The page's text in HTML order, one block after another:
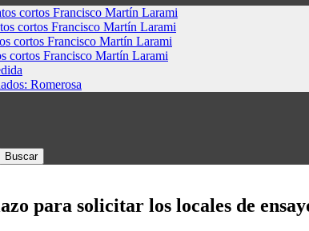
cortos Francisco Martín Larami
cortos Francisco Martín Larami
cortos Francisco Martín Larami
cortos Francisco Martín Larami
Romerosa
para solicitar los locales de